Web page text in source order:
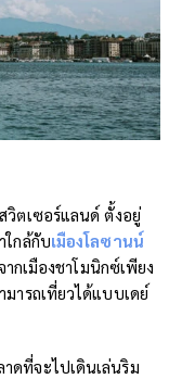
วิตเซอร์แลนด์ ตั้งอยู่
ใกล้กับเมืองโลซานน์
กเมืองชาโมนิกซ์เพียง
ารถเที่ยวได้แบบเดย์
ดที่จะไปเดินเล่นริม